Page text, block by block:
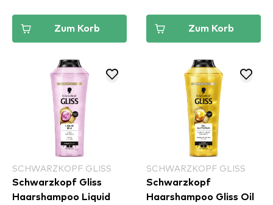
Zum Korb Zum Korb
SCHWARZKOPF GLISS
Schwarzkopf Gliss
Haarshampoo Liquid
SCHWARZKOPF GLISS
Schwarzkopf
Haarshampoo Gliss Oil